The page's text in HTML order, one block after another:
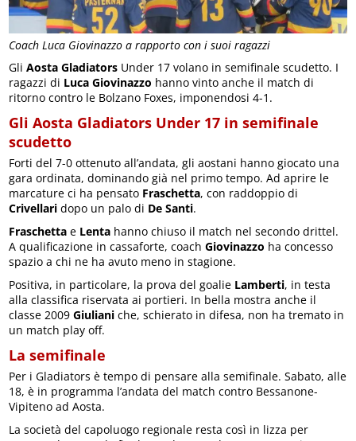
Coach Luca Giovinazzo a rapporto con i suoi ragazzi
GliAosta Gladiators Under 17 volano in semifinale scudetto. I
ragazzi di Luca Giovinazzo hanno vinto anche il match di
ritorno contro le Bolzano Foxes, imponendosi 4-1.
Gli Aosta Gladiators Under 17 in semifinale
scudetto
Forti del 7-0 ottenuto all’andata, gli aostani hanno giocato una
gara ordinata, dominando già nel primo tempo. Ad aprire le
marcature ci ha pensato Fraschetta, con raddoppio di
Crivellari dopo un palo di De Santi.
Fraschetta e Lenta hanno chiuso il match nel secondo drittel.
A qualificazione in cassaforte, coachGiovinazzo ha concesso
spazio a chi ne ha avuto meno in stagione.
Positiva, in particolare, la prova del goalie Lamberti, in testa
alla classifica riservata ai portieri. In bella mostra anche il
classe 2009Giuliani che, schierato in difesa, non ha tremato in
un match play off.
La semifinale
Per i Gladiators è tempo di pensare alla semifinale. Sabato, alle
18, è in programma l’andata del match contro Bessanone-
Vipiteno ad Aosta.
La società del capoluogo regionale resta così in lizza per